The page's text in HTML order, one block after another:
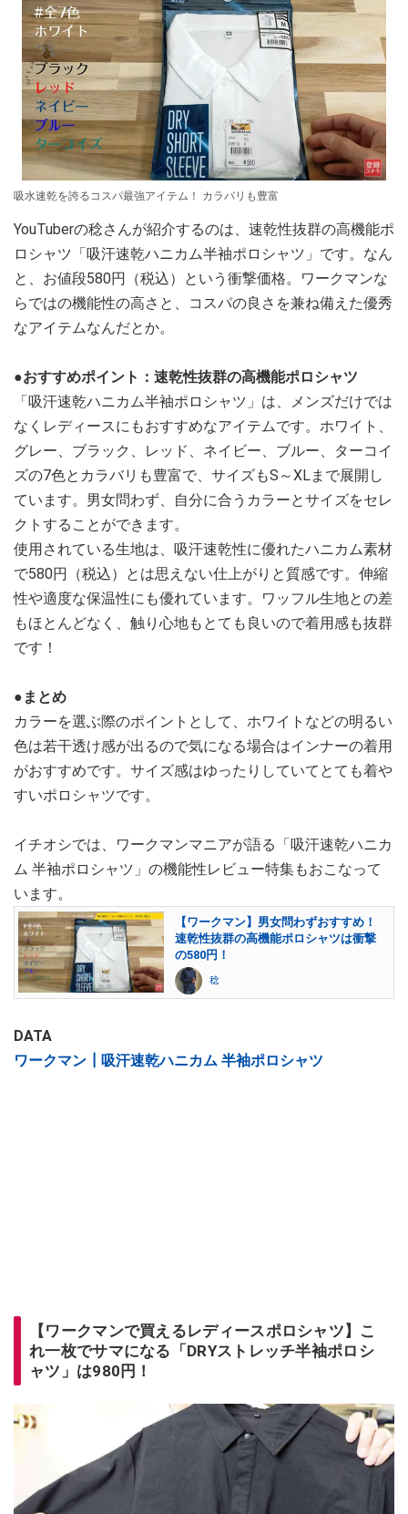
吸水速乾を誇るコスパ最強アイテム！ カラバリも豊富
YouTuberの稔さんが紹介するのは、速乾性抜群の高機能ポ
ロシャツ「吸汗速乾ハニカム半袖ポロシャツ」です。なん
と、お値段580円（税込）という衝撃価格。ワークマンな
らではの機能性の高さと、コスパの良さを兼ね備えた優秀
なアイテムなんだとか。
●おすすめポイント：速乾性抜群の高機能ポロシャツ
「吸汗速乾ハニカム半袖ポロシャツ」は、メンズだけでは
なくレディースにもおすすめなアイテムです。ホワイト、
グレー、ブラック、レッド、ネイビー、ブルー、ターコイ
ズの7色とカラバリも豊富で、サイズもS～XLまで展開し
ています。男女問わず、自分に合うカラーとサイズをセレ
クトすることができます。
使用されている生地は、吸汗速乾性に優れたハニカム素材
で580円（税込）とは思えない仕上がりと質感です。伸縮
性や適度な保温性にも優れています。ワッフル生地との差
もほとんどなく、触り心地もとても良いので着用感も抜群
です！
●まとめ
カラーを選ぶ際のポイントとして、ホワイトなどの明るい
色は若干透け感が出るので気になる場合はインナーの着用
がおすすめです。サイズ感はゆったりしていてとても着や
すいポロシャツです。
イチオシでは、ワークマンマニアが語る「吸汗速乾ハニカ
ム 半袖ポロシャツ」の機能性レビュー特集もおこなって
います。
【ワークマン】男女問わずおすすめ！
速乾性抜群の高機能ポロシャツは衝撃
の580円！
稔
DATA
ワークマン┃吸汗速乾ハニカム 半袖ポロシャツ
【ワークマンで買えるレディースポロシャツ】こ
れ一枚でサマになる「DRYストレッチ半袖ポロシ
ャツ」は980円！